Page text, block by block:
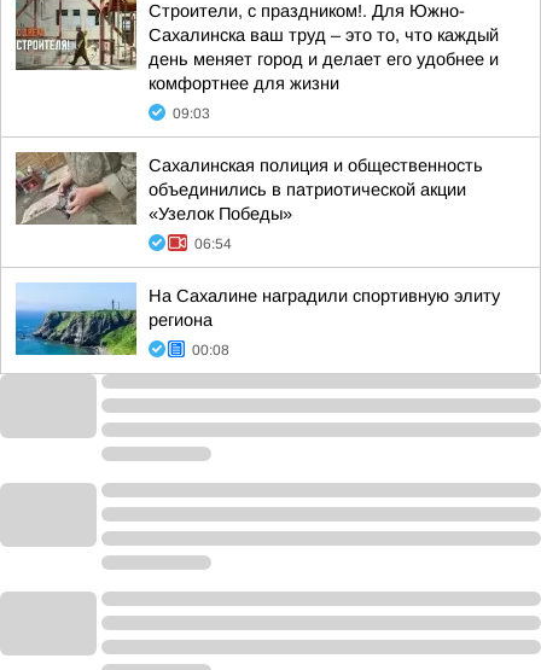
Строители, с праздником!. Для Южно-
Сахалинска ваш труд – это то, что каждый
день меняет город и делает его удобнее и
комфортнее для жизни
09:03
Сахалинская полиция и общественность
объединились в патриотической акции
«Узелок Победы»
06:54
На Сахалине наградили спортивную элиту
региона
00:08